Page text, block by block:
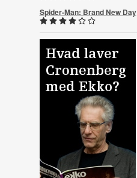
Spider-Man: Brand New Day